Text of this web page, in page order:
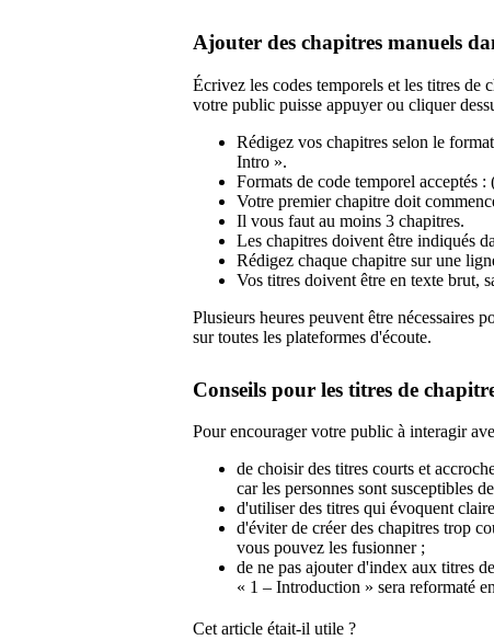
Ajouter des chapitres manuels
Écrivez les codes temporels et les titres de
votre public puisse appuyer ou cliquer
Rédigez vos chapitres selon le
Intro ».
Formats de code temporel
Votre premier chapitre doit
Il vous faut au moins 3 chapitres.
Les chapitres doivent être indiqués
Rédigez chaque chapitre sur une
Vos titres doivent être en texte brut,
Plusieurs heures peuvent être nécessaires
sur toutes les plateformes d'écoute.
Conseils pour les titres de
Pour encourager votre public à interagir
de choisir des titres courts et
car les personnes sont susceptibles
d'utiliser des titres qui évoquent
d'éviter de créer des chapitres trop
vous pouvez les fusionner ;
de ne pas ajouter d'index aux titres
« 1 – Introduction » sera reformaté
Cet article était-il utile ?